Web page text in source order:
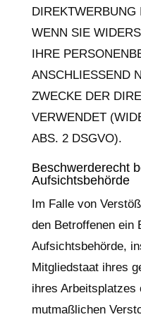
DIREKTWERBUNG
WENN SIE
IHRE
ANSCHLIESSEND
ZWECKE DER
VERWENDET
ABS. 2 DSGVO).
Beschwerde­recht
Aufsichts­behörde
Im Falle von
den Betroffenen ein
Aufsichtsbehörde,
Mitgliedstaat ihres
ihres Arbeitsplatzes
mutmaßlichen